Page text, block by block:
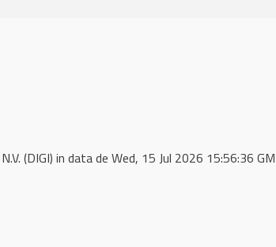
(DIGI) in data de Wed, 15 Jul 2026 15:56:36